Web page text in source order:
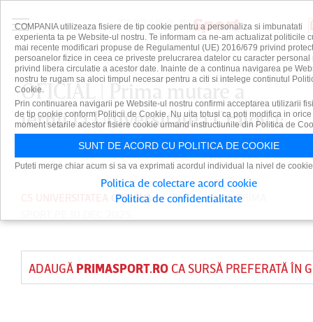
OFICIAL | Prima mutare a
iernii la Universitatea Craiova:
„Bun venit în familia Ştiinţei”
CS UNIVERSITATEA CRAIOVA PUBLICAT DEPRIMA
ADAUGĂ PRIMASPORT.ROCA SURSĂ PREFERATĂ ÎN
COMPANIA utilizeaza fisiere de tip cookie pentru a personaliza si imbunatati
experienta ta pe Website-ul nostru. Te informam ca ne-am actualizat politicile
mai recente modificari propuse de Regulamentul (UE) 2016/679 privind
persoanelor fizice in ceea ce priveste prelucrarea datelor cu caracter personal
privind libera circulatie a acestor date. Inainte de a continua navigarea pe
nostru te rugam sa aloci timpul necesar pentru a citi si intelege continutul
Cookie.
Prin continuarea navigarii pe Website-ul nostru confirmi acceptarea utilizarii
de tip cookie conform Politicii de Cookie. Nu uita totusi ca poti modifica in orice
moment setarile acestor fisiere cookie urmand instructiunile din Politica de
SUNT DE ACORD CU POLITICA DE COOKIE
Puteti merge chiar acum si sa va exprimati acordul individual la nivel de
Politica de colectare acord cookie
Politica de confidentialitate